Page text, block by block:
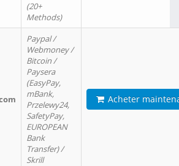
(20+
Methods)
Paypal /
Webmoney /
Bitcoin /
Paysera
(EasyPay,
mBank,
Przelewy24,
SafetyPay,
EUROPEAN
Bank
Transfer) /
Skrill
Acheter